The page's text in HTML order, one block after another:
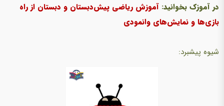
در آموزک بخوانید: آموزش ریاضی پیش‌دبستان و دبستان از راه
بازی‌ها و نمایش‌های وانمودی
شیوه پیشبرد: